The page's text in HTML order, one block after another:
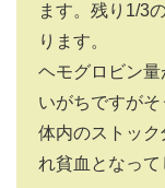
ます。残り1/3
ります。
ヘモグロビン
いがちですがそ
体内のストッ
れ貧血となって